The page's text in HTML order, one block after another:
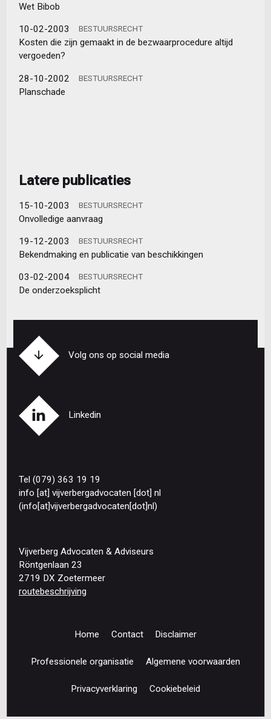
Wet Bibob
10-02-2003 BESTUURSRECHT
Kosten die zijn gemaakt in de bezwaarprocedure altijd
vergoeden?
28-10-2002 BESTUURSRECHT
Planschade
Latere publicaties
15-10-2003 BESTUURSRECHT
Onvolledige aanvraag
19-12-2003 BESTUURSRECHT
Bekendmaking en publicatie van beschikkingen
03-02-2004 BESTUURSRECHT
De onderzoeksplicht
Volg ons op social media
Linkedin
Tel (079) 363 19 19
info [at] vijverbergadvocaten [dot] nl
(info[at]vijverbergadvocaten[dot]nl)
Vijverberg Advocaten & Adviseurs
Röntgenlaan 23
2719 DX Zoetermeer
routebeschrijving
Home Contact Disclaimer
Professionele organisatie Algemene voorwaarden
Privacyverklaring Cookiebeleid